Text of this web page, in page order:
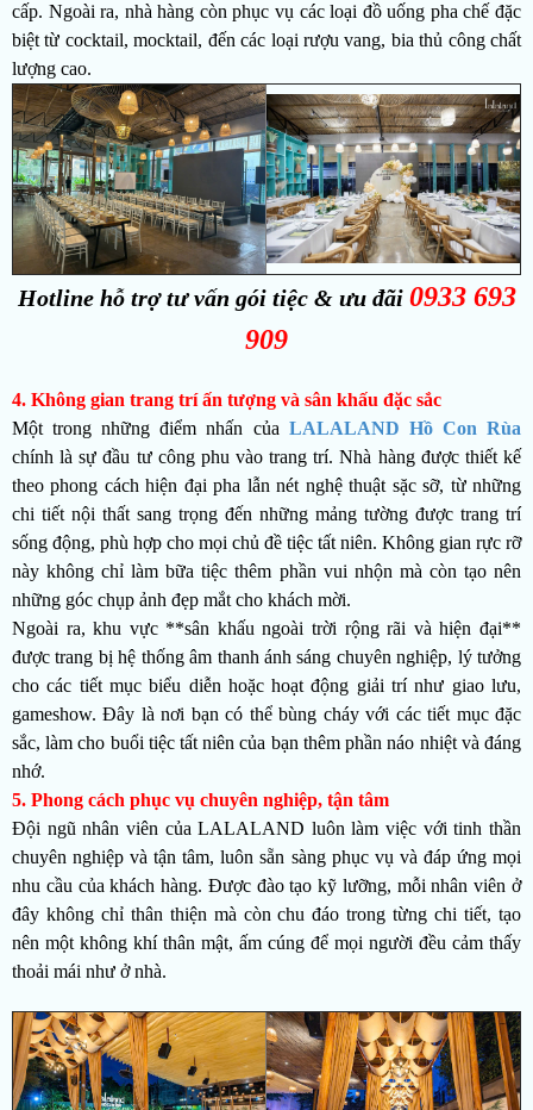
cấp. Ngoài ra, nhà hàng còn phục vụ các loại đồ uống pha chế đặc
biệt từ cocktail, mocktail, đến các loại rượu vang, bia thủ công chất
lượng cao.
Hotline hỗ trợ tư vấn gói tiệc & ưu đãi 0933 693
909
4. Không gian trang trí ấn tượng và sân khấu đặc sắc
Một trong những điểm nhấn của LALALAND Hồ Con Rùa
chính là sự đầu tư công phu vào trang trí. Nhà hàng được thiết kế
theo phong cách hiện đại pha lẫn nét nghệ thuật sặc sỡ, từ những
chi tiết nội thất sang trọng đến những mảng tường được trang trí
sống động, phù hợp cho mọi chủ đề tiệc tất niên. Không gian rực rỡ
này không chỉ làm bữa tiệc thêm phần vui nhộn mà còn tạo nên
những góc chụp ảnh đẹp mắt cho khách mời.
Ngoài ra, khu vực **sân khấu ngoài trời rộng rãi và hiện đại**
được trang bị hệ thống âm thanh ánh sáng chuyên nghiệp, lý tưởng
cho các tiết mục biểu diễn hoặc hoạt động giải trí như giao lưu,
gameshow. Đây là nơi bạn có thể bùng cháy với các tiết mục đặc
sắc, làm cho buổi tiệc tất niên của bạn thêm phần náo nhiệt và đáng
nhớ.
5. Phong cách phục vụ chuyên nghiệp, tận tâm
Đội ngũ nhân viên của LALALAND luôn làm việc với tinh thần
chuyên nghiệp và tận tâm, luôn sẵn sàng phục vụ và đáp ứng mọi
nhu cầu của khách hàng. Được đào tạo kỹ lưỡng, mỗi nhân viên ở
đây không chỉ thân thiện mà còn chu đáo trong từng chi tiết, tạo
nên một không khí thân mật, ấm cúng để mọi người đều cảm thấy
thoải mái như ở nhà.